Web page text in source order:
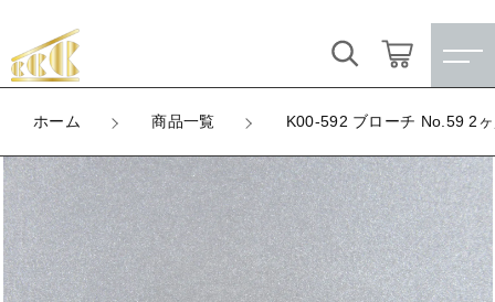
ホーム 商品一覧 K00-592 ブローチ No.59 2
カートに商品を追加しました
LOT
数量
（税込）
お気に入り
すべての商品
すべて
★訳ありアウトレット★
【メッキ付】 製品
こだわり検索
親カテゴリ